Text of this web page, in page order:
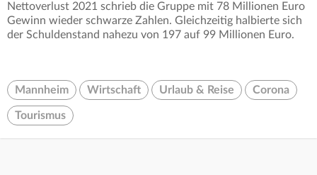
Nettoverlust 2021 schrieb die Gruppe mit 78 Millionen Euro
Gewinn wieder schwarze Zahlen. Gleichzeitig halbierte sich
der Schuldenstand nahezu von 197 auf 99 Millionen Euro.
Mannheim Wirtschaft Urlaub & Reise Corona
Tourismus